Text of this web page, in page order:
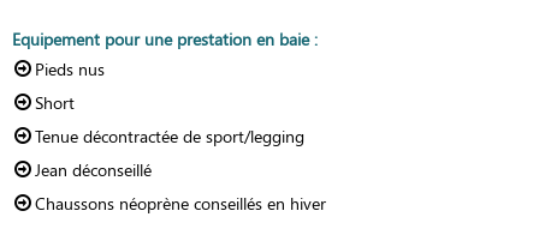
Equipement pour une prestation en baie:
Pieds nus
Short
Tenue décontractée de sport/legging
Jean déconseillé
Chaussons néoprène conseillés en hiver